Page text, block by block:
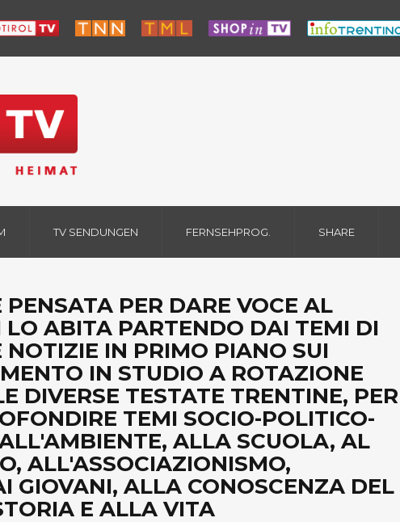
TV SENDUNGEN FERNSEHPROG. SHARE
PER DARE VOCE AL
LO ABITA PARTENDO DAI TEMI DI
IN PRIMO PIANO SUI
IN STUDIO A ROTAZIONE
DIVERSE TESTATE TRENTINE, PER
TEMI SOCIO-POLITICO-
ALLA SCUOLA, AL
ALL'ASSOCIAZIONISMO,
GIOVANI, ALLA CONOSCENZA DEL
E ALLA VITA